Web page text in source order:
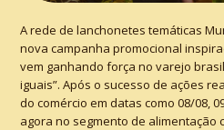
A rede de lanchonetes temáticas
nova campanha promocional
vem ganhando força no varejo
iguais”. Após o sucesso de ações
do comércio em datas como 08/08,
agora no segmento de alimentação